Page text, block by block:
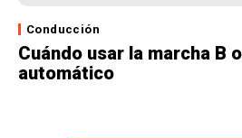
Conducción
Cuándo usar la marcha B
automático